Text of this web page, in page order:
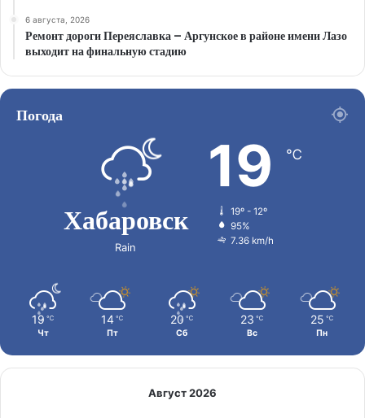
6 августа, 2026
Ремонт дороги Переяславка – Аргунское в районе имени Лазо
выходит на финальную стадию
Погода
Хабаровск
Rain
19 ℃
19º - 12º
95%
7.36 km/h
19 ℃
Чт
14 ℃
Пт
20 ℃
Сб
23 ℃
Вс
25 ℃
Пн
Август 2026